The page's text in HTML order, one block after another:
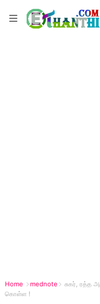
Home mednote
சுகர், ரத்த
கொள்ள !